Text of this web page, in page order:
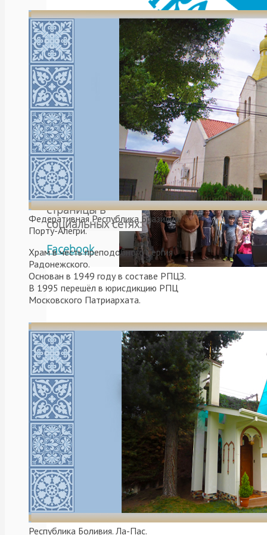
Федеративная Республика Бразилия.
Порту-Алегри.
Храм в честь преподобного Сергия
Радонежского.
Основан в 1949 году в составе РПЦЗ.
В 1995 перешёл в юрисдикцию РПЦ
Московского Патриархата.
Республика Боливия. Ла-Пас.
categorizar,
Без
рубрики,
Новости,
Общество,
приходы
Аргентинской
Южноамериканской
епархии,
Церковь,
Чили
El
29
diciembre,
inmediatamente
después
Divina
Liturgia
celebrada
parroquia
de
Читать далее
Подписывайтесь
на наши
страницы в
социальных сетях:
Facebook